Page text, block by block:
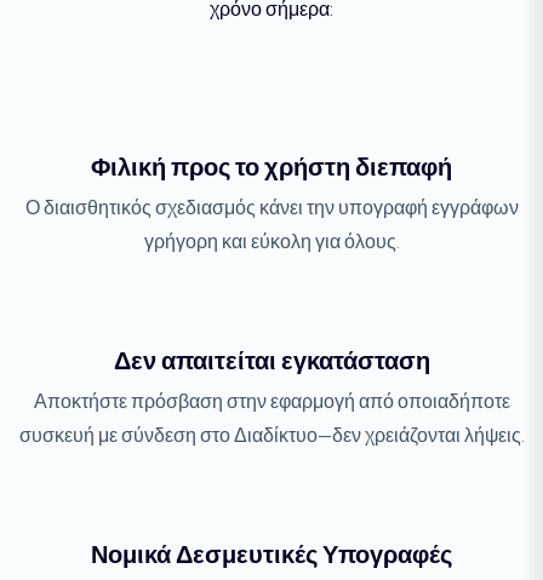
χρόνο σήμερα:
Φιλική προς το χρήστη διεπαφή
Ο διαισθητικός σχεδιασμός κάνει την υπογραφή εγγράφων
γρήγορη και εύκολη για όλους.
Δεν απαιτείται εγκατάσταση
Αποκτήστε πρόσβαση στην εφαρμογή από οποιαδήποτε
συσκευή με σύνδεση στο Διαδίκτυο—δεν χρειάζονται λήψεις.
Νομικά Δεσμευτικές Υπογραφές